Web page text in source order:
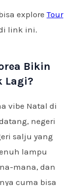
explore Tour
link ini.
Bikin
Lagi?
vibe Natal di
negeri
salju yang
lampu
mana, dan
cuma bisa